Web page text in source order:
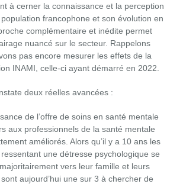
à cerner la connaissance et la perception
francophone et son évolution en
complémentaire et inédite permet
nuancé sur le secteur. Rappelons
pas encore mesurer les effets de la
INAMI, celle-ci ayant démarré en 2022.
deux réelles avancées :
de l’offre de soins en santé mentale
aux professionnels de la santé mentale
améliorés. Alors qu’il y a 10 ans les
une détresse psychologique se
vers leur famille et leurs
aujourd’hui une sur 3 à chercher de